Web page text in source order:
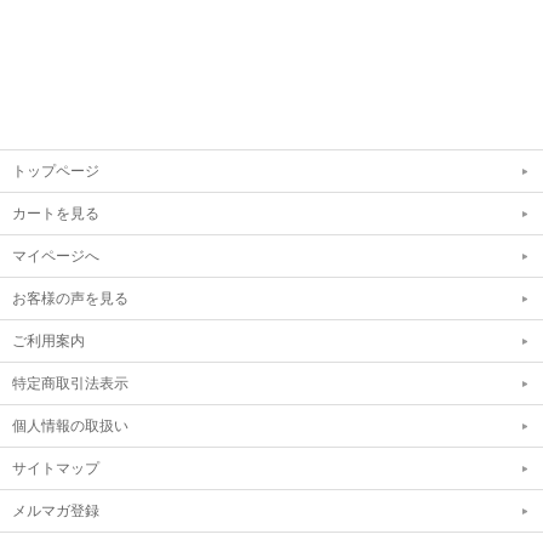
トップページ
カートを見る
マイページへ
お客様の声を見る
ご利用案内
特定商取引法表示
個人情報の取扱い
サイトマップ
メルマガ登録